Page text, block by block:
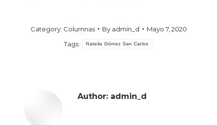
Category: Columnas By admin_d
Mayo 7, 2020
Tags:
Natalia Gómez San Carlos
Author: admin_d